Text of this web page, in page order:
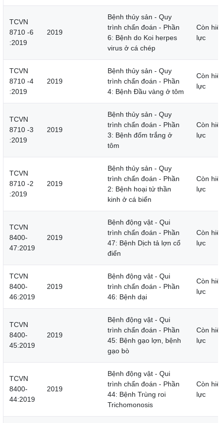
TCVN
8710 -6
:2019
2019
Bệnh thủy sản - Quy
trình chẩn đoán - Phần
6: Bệnh do Koi herpes
virus ở cá chép
Còn
lực
TCVN
8710 -4
:2019
2019
Bệnh thủy sản - Quy
trình chẩn đoán - Phần
4: Bệnh Đầu vàng ở tôm
Còn
lực
TCVN
8710 -3
:2019
2019
Bệnh thủy sản - Quy
trình chẩn đoán - Phần
3: Bệnh đốm trắng ở
tôm
Còn
lực
TCVN
8710 -2
:2019
2019
Bệnh thủy sản - Quy
trình chẩn đoán - Phần
2: Bệnh hoại tử thần
kinh ở cá biển
Còn
lực
TCVN
8400-
47:2019
2019
Bệnh động vật - Qui
trình chẩn đoán - Phần
47: Bệnh Dịch tả lợn cổ
điển
Còn
lực
TCVN
8400-
46:2019
2019
Bệnh động vật - Qui
trình chẩn đoán - Phần
46: Bệnh dại
Còn
lực
TCVN
8400-
45:2019
2019
Bệnh động vật - Qui
trình chẩn đoán - Phần
45: Bệnh gạo lợn, bệnh
gạo bò
Còn
lực
TCVN
8400-
44:2019
2019
Bệnh động vật - Qui
trình chẩn đoán - Phần
44: Bệnh Trùng roi
Trichomonosis
Còn
lực